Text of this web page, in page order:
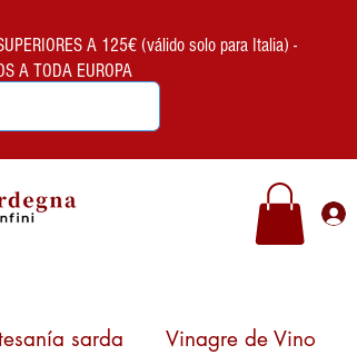
A 125€ (válido solo para Italia) -
A TODA EUROPA
sarda Vinagre de Vino